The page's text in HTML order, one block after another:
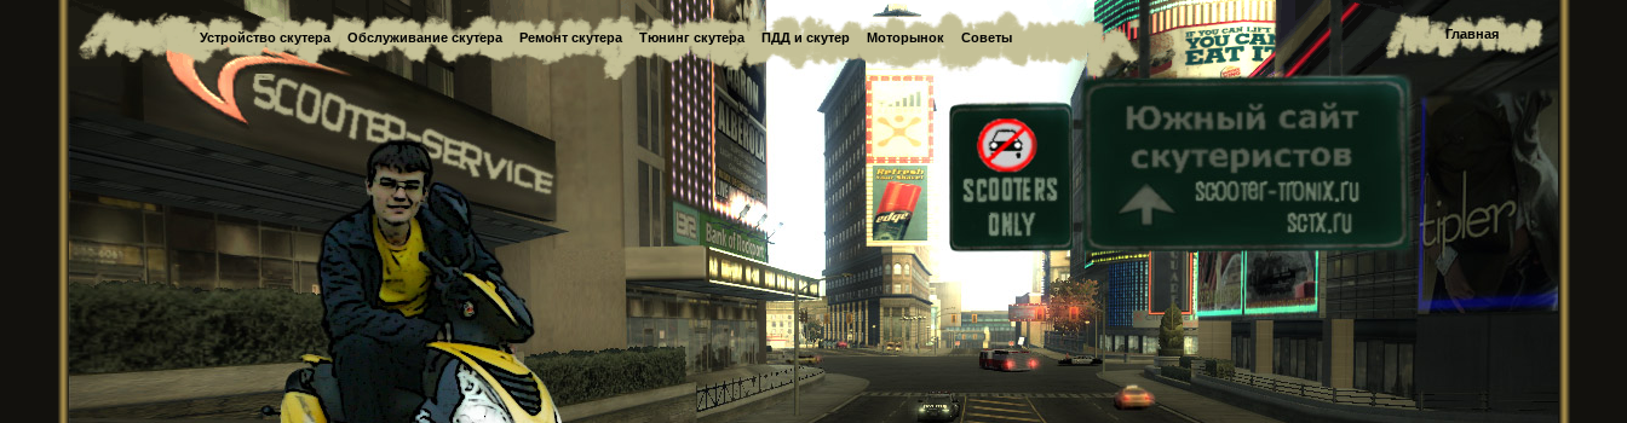
Устройство скутера Обслуживание скутера Ремонт скутера Тюнинг скутера ПДД и скутер Моторынок Советы Главная